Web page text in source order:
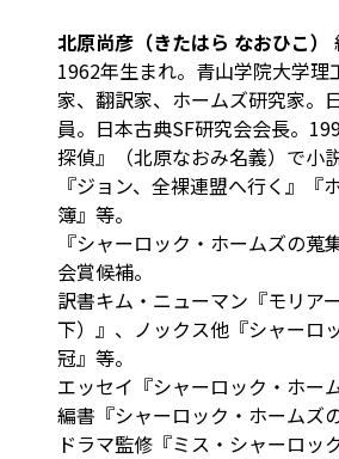
北原尚彦（きたはら なおひこ）
1962年生まれ。青山学院大学
家、翻訳家、ホームズ研究家。
員。日本古典SF研究会会長。
探偵』（北原なおみ名義）で小
『ジョン、全裸連盟へ行く』『
簿』等。
『シャーロック・ホームズの蒐
会賞候補。
訳書キム・ニューマン『モリア
下）』、ノックス他『シャーロ
冠』等。
エッセイ『シャーロック・ホー
編書『シャーロック・ホームズ
ドラマ監修『ミス・シャーロッ